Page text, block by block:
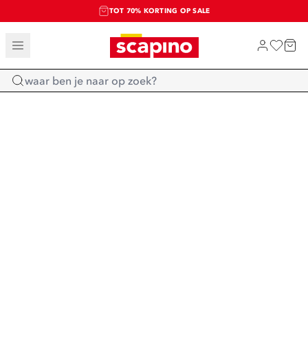
TOT 70% KORTING OP SALE
SALE: LAATSTE KANS!
SHOP NIEUW
Home